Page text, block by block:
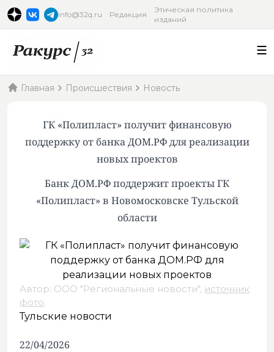
info@32q.ru Редакция
Этическая политика
изданий
Главная Происшествия Новость
ГК «Полипласт» получит финансовую
поддержку от банка ДОМ.РФ для реализации
новых проектов
Банк ДОМ.РФ поддержит проекты ГК
«Полипласт» в Новомосковске Тульской
области
Автор: ООО "Региональные новости", источник
фото.
Тульские новости
22/04/2026